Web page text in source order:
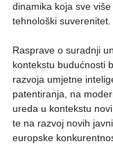
dinamika koja sve
tehnološki suverenitet.
Rasprave o suradnji
kontekstu budućnosti
razvoja umjetne
patentiranja, na
ureda u kontekstu
te na razvoj novih
europske